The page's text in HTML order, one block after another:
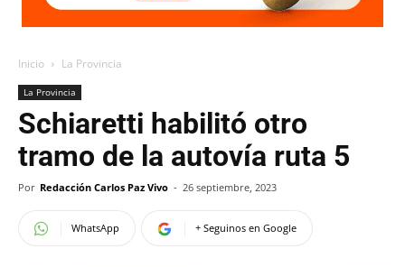
Inicio La Provincia
La Provincia
Schiaretti habilitó otro
tramo de la autovía ruta 5
Por Redacción Carlos Paz Vivo - 26 septiembre, 2023
WhatsApp + Seguinos en Google